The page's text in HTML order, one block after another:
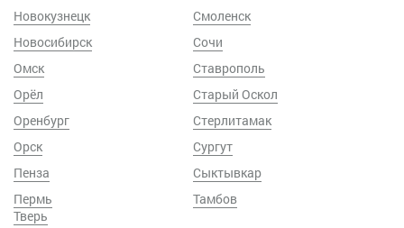
Новокузнецк
Новосибирск
Омск
Орёл
Оренбург
Орск
Пенза
Пермь
Смоленск
Сочи
Ставрополь
Старый Оскол
Стерлитамак
Сургут
Сыктывкар
Тамбов
Тверь